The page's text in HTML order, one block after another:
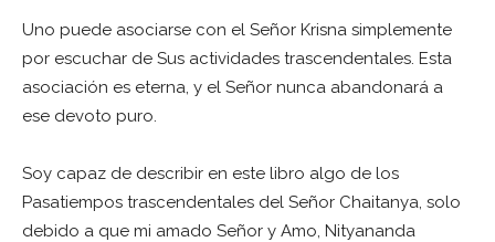
Uno puede asociarse con el Señor Krisna simplemente
por escuchar de Sus actividades trascendentales. Esta
asociación es eterna, y el Señor nunca abandonará a
ese devoto puro.
Soy capaz de describir en este libro algo de los
Pasatiempos trascendentales del Señor Chaitanya, solo
debido a que mi amado Señor y Amo, Nityananda